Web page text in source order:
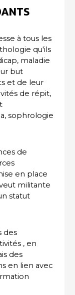
à tous les
qu'ils
maladie
but
et de leur
de répit,
sophrologie
de
en place
militante
statut
des
, en
des
en lien avec